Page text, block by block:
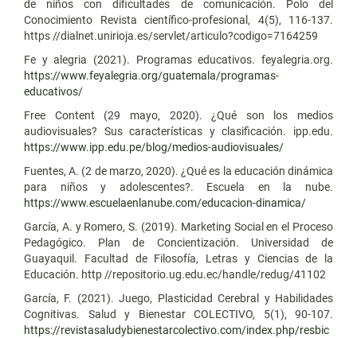
de niños con dificultades de comunicación. Polo del
Conocimiento Revista científico-profesional, 4(5), 116-137.
https //dialnet.unirioja.es/servlet/articulo?codigo=7164259
Fe y alegria (2021). Programas educativos. feyalegria.org.
https://www.feyalegria.org/guatemala/programas-
educativos/
Free Content (29 mayo, 2020). ¿Qué son los medios
audiovisuales? Sus características y clasificación. ipp.edu.
https://www.ipp.edu.pe/blog/medios-audiovisuales/
Fuentes, A. (2 de marzo, 2020). ¿Qué es la educación dinámica
para niños y adolescentes?. Escuela en la nube.
https://www.escuelaenlanube.com/educacion-dinamica/
García, A. y Romero, S. (2019). Marketing Social en el Proceso
Pedagógico. Plan de Concientización. Universidad de
Guayaquil. Facultad de Filosofía, Letras y Ciencias de la
Educación. http //repositorio.ug.edu.ec/handle/redug/41102
García, F. (2021). Juego, Plasticidad Cerebral y Habilidades
Cognitivas. Salud y Bienestar COLECTIVO, 5(1), 90-107.
https://revistasaludybienestarcolectivo.com/index.php/resbic